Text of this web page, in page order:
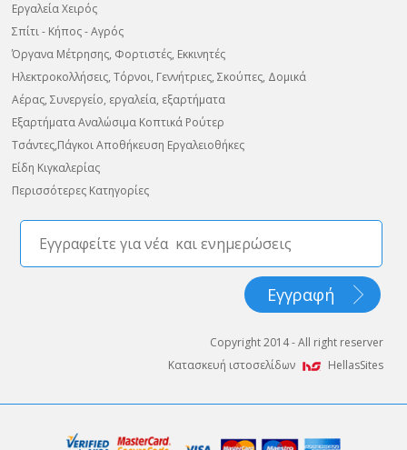
Εργαλεία Χειρός
Σπίτι - Κήπος - Αγρός
Όργανα Μέτρησης, Φορτιστές, Εκκινητές
Ηλεκτροκολλήσεις, Τόρνοι, Γεννήτριες, Σκούπες, Δομικά
Αέρας, Συνεργείο, εργαλεία, εξαρτήματα
Εξαρτήματα Αναλώσιμα Κοπτικά Ρούτερ
Τσάντες,Πάγκοι Αποθήκευση Εργαλειοθήκες
Είδη Κιγκαλερίας
Περισσότερες Κατηγορίες
Copyright 2014 - All right reserver
Κατασκευή ιστοσελίδων
HellasSites